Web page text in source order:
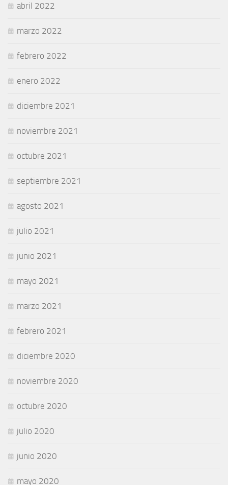
abril 2022
marzo 2022
febrero 2022
enero 2022
diciembre 2021
noviembre 2021
octubre 2021
septiembre 2021
agosto 2021
julio 2021
junio 2021
mayo 2021
marzo 2021
febrero 2021
diciembre 2020
noviembre 2020
octubre 2020
julio 2020
junio 2020
mayo 2020